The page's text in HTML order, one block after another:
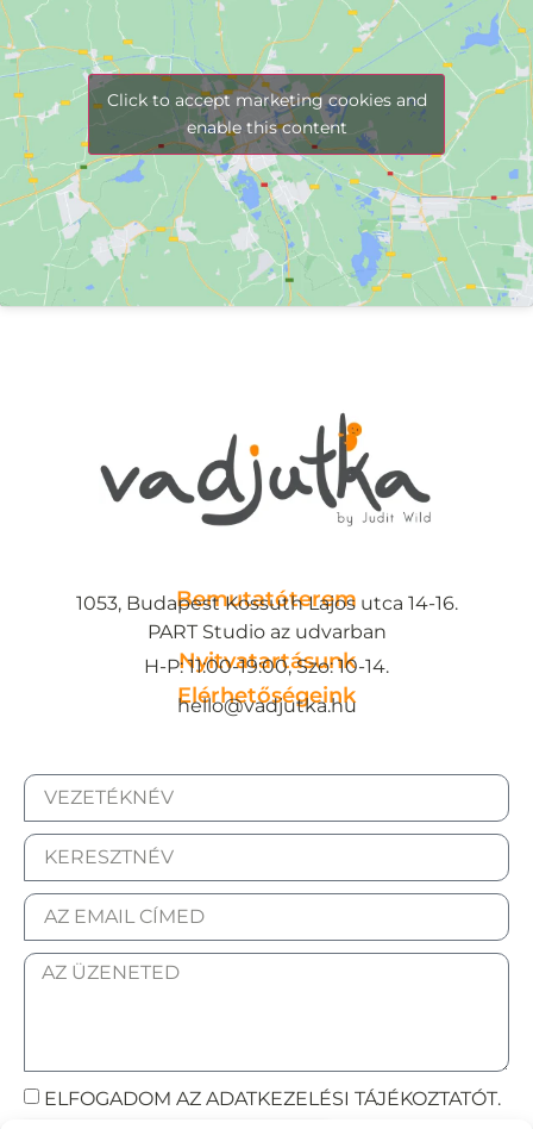
Click to accept marketing cookies and
enable this content
Bemutatóterem
1053, Budapest Kossuth Lajos utca 14-16.
PART Studio az udvarban
Nyitvatartásunk
H-P: 11:00-19:00, Szo: 10-14.
Elérhetőségeink
hello@vadjutka.hu
ELFOGADOM AZ ADATKEZELÉSI TÁJÉKOZTATÓT.